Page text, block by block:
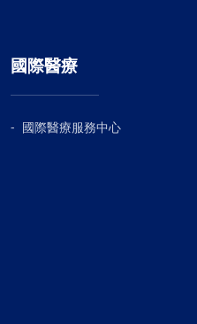
國際醫療
國際醫療服務中心